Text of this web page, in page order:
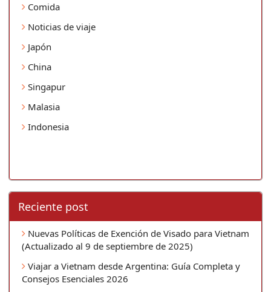
Comida
Noticias de viaje
Japón
China
Singapur
Malasia
Indonesia
Reciente post
Nuevas Políticas de Exención de Visado para Vietnam
(Actualizado al 9 de septiembre de 2025)
Viajar a Vietnam desde Argentina: Guía Completa y
Consejos Esenciales 2026